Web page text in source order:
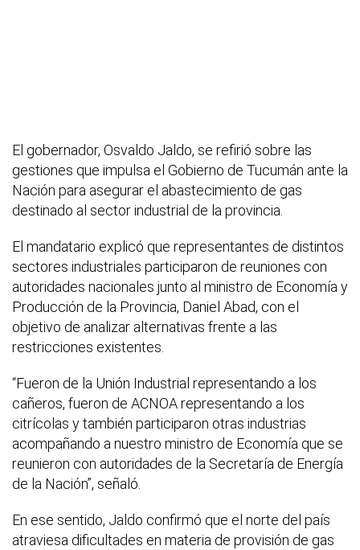
El gobernador, Osvaldo Jaldo, se refirió sobre las
gestiones que impulsa el Gobierno de Tucumán ante la
Nación para asegurar el abastecimiento de gas
destinado al sector industrial de la provincia.
El mandatario explicó que representantes de distintos
sectores industriales participaron de reuniones con
autoridades nacionales junto al ministro de Economía y
Producción de la Provincia, Daniel Abad, con el
objetivo de analizar alternativas frente a las
restricciones existentes.
“Fueron de la Unión Industrial representando a los
cañeros, fueron de ACNOA representando a los
citrícolas y también participaron otras industrias
acompañando a nuestro ministro de Economía que se
reunieron con autoridades de la Secretaría de Energía
de la Nación”, señaló.
En ese sentido, Jaldo confirmó que el norte del país
atraviesa dificultades en materia de provisión de gas